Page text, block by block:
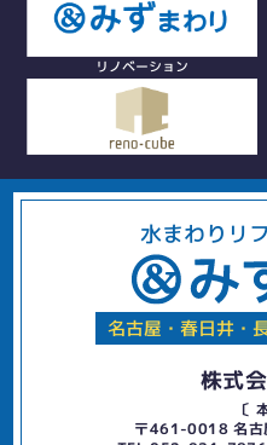
リノベーション
水まわりリ
名古屋・春日井・
株式
〔
〒461-0018 名古